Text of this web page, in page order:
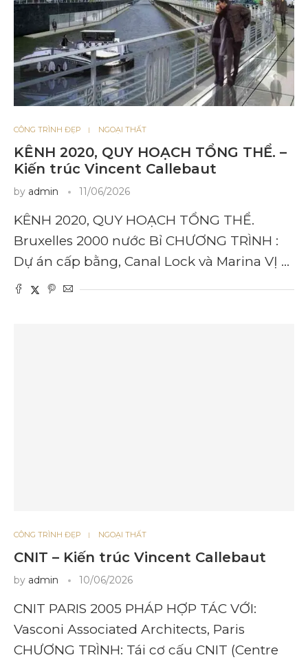
CÔNG TRÌNH ĐẸP NGOẠI THẤT
KÊNH 2020, QUY HOẠCH TỔNG THỂ. –
Kiến trúc Vincent Callebaut
by admin 11/06/2026
KÊNH 2020, QUY HOẠCH TỔNG THỂ.
Bruxelles 2000 nước Bỉ CHƯƠNG TRÌNH :
Dự án cấp bằng, Canal Lock và Marina VỊ …
CÔNG TRÌNH ĐẸP NGOẠI THẤT
CNIT – Kiến trúc Vincent Callebaut
by admin 10/06/2026
CNIT PARIS 2005 PHÁP HỢP TÁC VỚI:
Vasconi Associated Architects, Paris
CHƯƠNG TRÌNH: Tái cơ cấu CNIT (Centre